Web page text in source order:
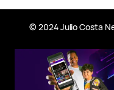
© 2024 Julio Costa